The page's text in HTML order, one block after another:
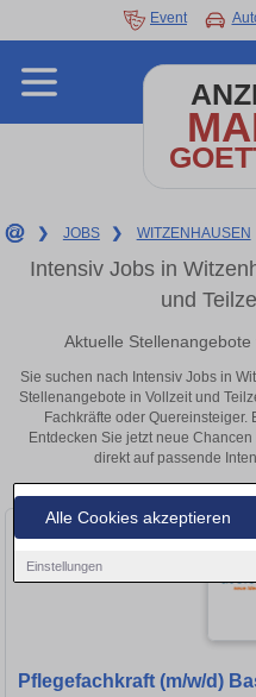
Alle Cookies akzeptieren
Einstellungen
Event
❯ JOBS ❯ WITZENHAUSEN
Intensiv Jobs in
und
Aktuelle
Sie suchen nach Intensiv Jobs in
Stellenangebote in Vollzeit und
Fachkräfte oder Quereinsteiger.
Entdecken Sie jetzt neue
direkt auf passende
Pflegefachkraft (m/w/d)